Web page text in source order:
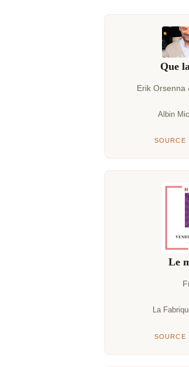
Que
Erik Orsenna
Albin
SOURCE
Le
La
SOURCE